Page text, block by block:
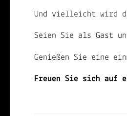
Und vielleicht wird
Seien Sie als Gast
Genießen Sie eine
Freuen Sie sich auf